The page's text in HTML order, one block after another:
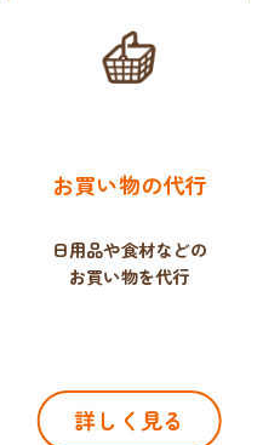
お買い物の代行
日用品や食材などの
お買い物を代行
詳しく見る